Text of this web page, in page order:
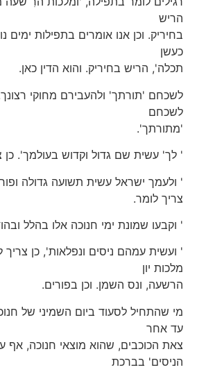
הריש
בחיריק. וכן אנו אומרים בתפילות ימים
כעשן
תכלה', הריש בחיריק. והוא הדין כאן.
לשכחם 'תורתך' ולהעבירם מחוקי
לשכחם
'מתורתך'.
' לך' עשית שם גדול וקדוש בעולמך'. כן
' ולעמך ישראל עשית תשועה גדולה
צריך לומר.
' וקבעו שמונת ימי חנוכה אלו בהלל
' ועשית עמהם ניסים ונפלאות', כן צריך
מלכות יון
הרשעה, ונס השמן. וכן בפורים.
מי שהתחיל לסעוד ביום השמיני של
עד אחר
צאת הכוכבים, שהוא מוצאי חנוכה, אף
הניסים' בברכת